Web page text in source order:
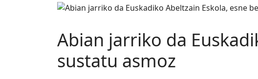
Abian jarriko da
sustatu asmoz